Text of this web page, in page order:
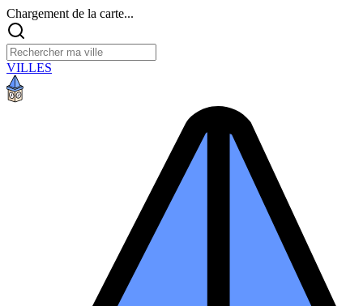
Chargement de la carte...
VILLES